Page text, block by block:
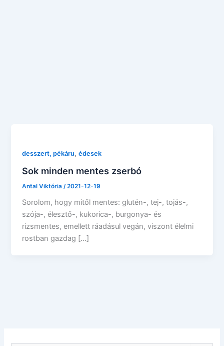
desszert, pékáru,édesek
Sok minden mentes zserbó
Antal Viktória /2021-12-19
Sorolom, hogy mitől mentes: glutén-, tej-, tojás-,
szója-, élesztő-, kukorica-, burgonya- és
rizsmentes, emellett ráadásul vegán, viszont élelmi
rostban gazdag […]